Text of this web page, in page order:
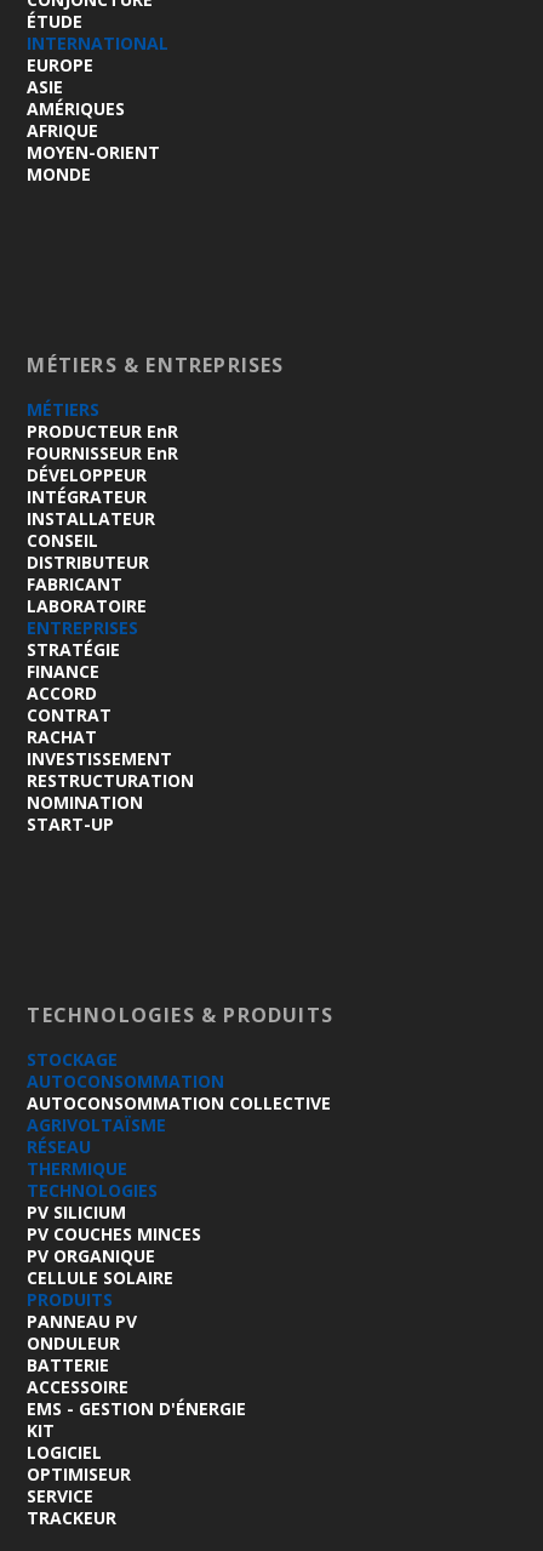
ÉTUDE
INTERNATIONAL
EUROPE
ASIE
AMÉRIQUES
AFRIQUE
MOYEN-ORIENT
MONDE
MÉTIERS & ENTREPRISES
MÉTIERS
PRODUCTEUR EnR
FOURNISSEUR EnR
DÉVELOPPEUR
INTÉGRATEUR
INSTALLATEUR
CONSEIL
DISTRIBUTEUR
FABRICANT
LABORATOIRE
ENTREPRISES
STRATÉGIE
FINANCE
ACCORD
CONTRAT
RACHAT
INVESTISSEMENT
RESTRUCTURATION
NOMINATION
START-UP
TECHNOLOGIES & PRODUITS
STOCKAGE
AUTOCONSOMMATION
AUTOCONSOMMATION COLLECTIVE
AGRIVOLTAÏSME
RÉSEAU
THERMIQUE
TECHNOLOGIES
PV SILICIUM
PV COUCHES MINCES
PV ORGANIQUE
CELLULE SOLAIRE
PRODUITS
PANNEAU PV
ONDULEUR
BATTERIE
ACCESSOIRE
EMS - GESTION D'ÉNERGIE
KIT
LOGICIEL
OPTIMISEUR
SERVICE
TRACKEUR